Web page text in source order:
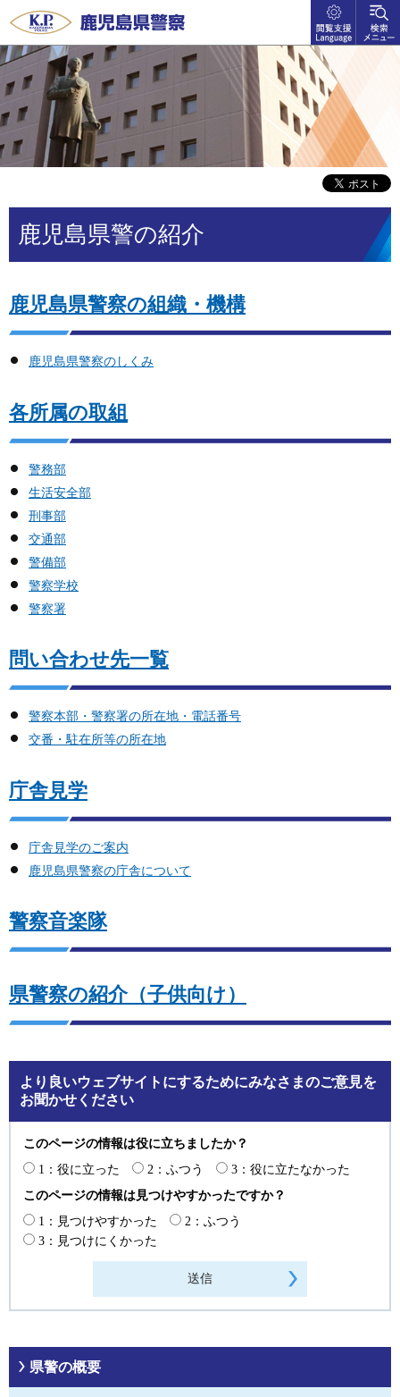
鹿児島県警察
閲覧支
援
language
検索メ
ニュー
鹿児島県警の紹介
鹿児島県警察の組織・機構
鹿児島県警察のしくみ
各所属の取組
警務部
生活安全部
刑事部
交通部
警備部
警察学校
警察署
問い合わせ先一覧
警察本部・警察署の所在地・電話番号
交番・駐在所等の所在地
庁舎見学
庁舎見学のご案内
鹿児島県警察の庁舎について
警察音楽隊
県警察の紹介（子供向け）
より良いウェブサイトにするためにみなさまのご意見を
お聞かせください
このページの情報は役に立ちましたか？
1：役に立った
2：ふつう
3：役に立たなかった
このページの情報は見つけやすかったですか？
1：見つけやすかった
2：ふつう
3：見つけにくかった
県警の概要